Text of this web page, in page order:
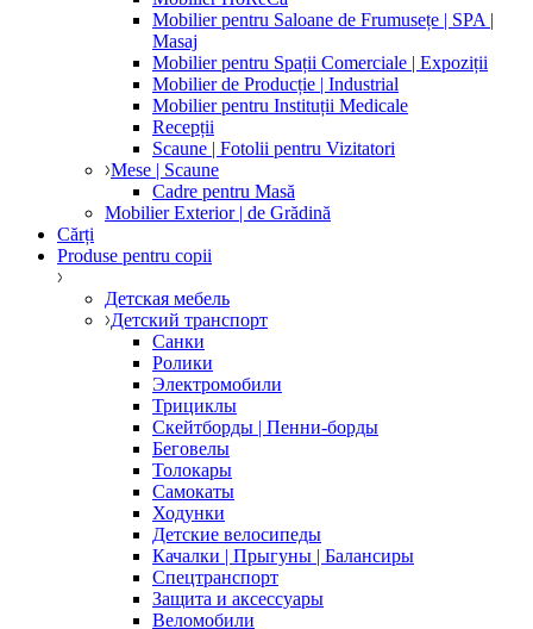
Mobilier pentru Saloane de Frumusețe | SPA |
Masaj
Mobilier pentru Spații Comerciale | Expoziții
Mobilier de Producție | Industrial
Mobilier pentru Instituții Medicale
Recepții
Scaune | Fotolii pentru Vizitatori
Mese | Scaune
Cadre pentru Masă
Mobilier Exterior | de Grădină
Cărți
Produse pentru copii
Детская мебель
Детский транспорт
Санки
Ролики
Электромобили
Трициклы
Скейтборды | Пенни-борды
Беговелы
Толокары
Самокаты
Ходунки
Детские велосипеды
Качалки | Прыгуны | Балансиры
Спецтранспорт
Защита и аксессуары
Веломобили